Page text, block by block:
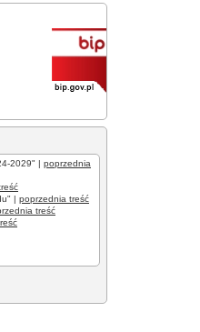
2029" | poprzednia
| poprzednia treść
treść